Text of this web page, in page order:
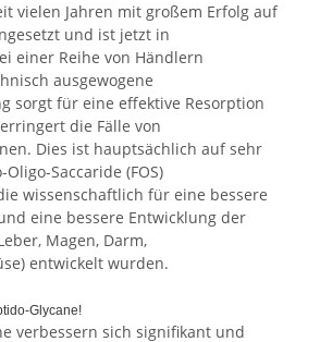
vielen Jahren mit großem Erfolg auf
und ist jetzt in
einer Reihe von Händlern
ausgewogene
sorgt für eine effektive Resorption
die Fälle von
Dies ist hauptsächlich auf sehr
Saccaride (FOS)
wissenschaftlich für eine bessere
eine bessere Entwicklung der
Magen, Darm,
entwickelt wurden.
Glycane!
verbessern sich signifikant und